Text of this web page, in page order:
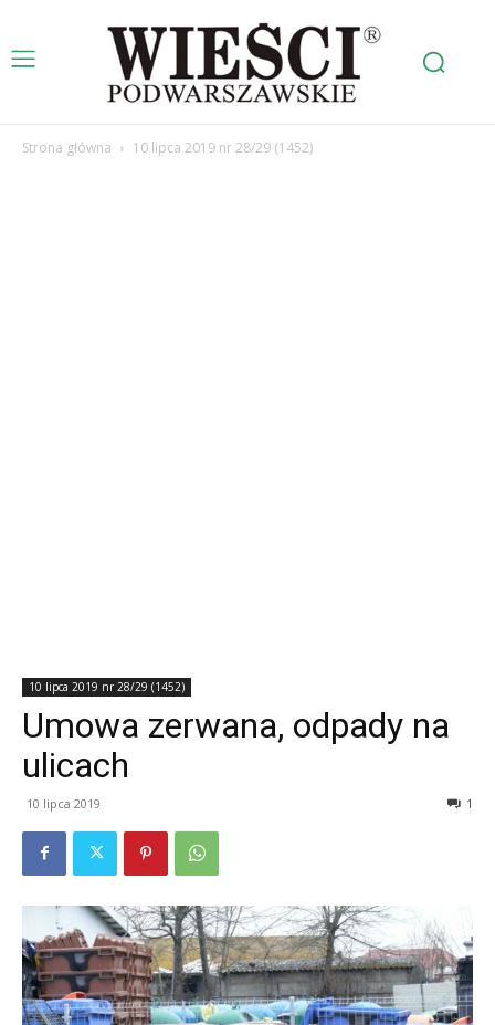
Strona główna 10 lipca 2019 nr 28/29 (1452)
10 lipca 2019 nr 28/29 (1452)
Umowa zerwana, odpady na
ulicach
10 lipca 2019 1